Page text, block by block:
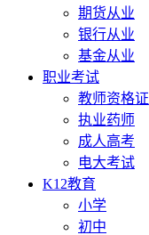
期货从业
银行从业
基金从业
职业考试
教师资格证
执业药师
成人高考
电大考试
K12教育
小学
初中